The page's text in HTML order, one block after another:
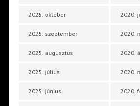
2025. október
2025. szeptember
2025. augusztus
2025. július
2025. június
2020.
2020.
2020.
2020.
2020.